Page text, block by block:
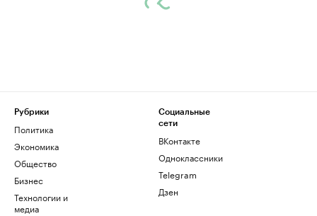
Рубрики
Политика
Экономика
Общество
Бизнес
Технологии и
медиа
Социальные
сети
ВКонтакте
Одноклассники
Telegram
Дзен